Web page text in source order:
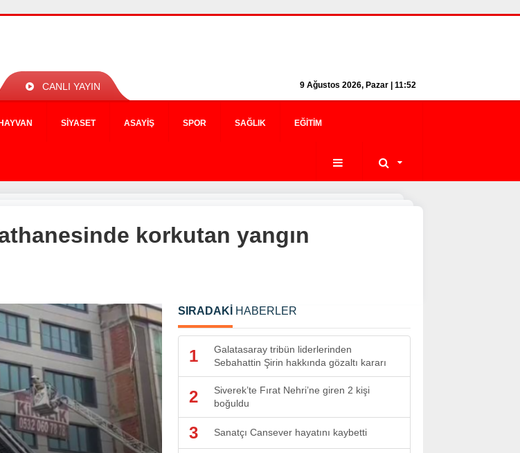
CANLI YAYIN 9 Ağustos 2026, Pazar | 11:53
SIYASET ASAYIŞ SPOR SAĞLIK EĞITIM
korkutan yangın
SIRADAKİ HABERLER
1
Galatasaray tribün liderlerinden
Sebahattin Şirin hakkında gözaltı kararı
2
Siverek’te Fırat Nehri’ne giren 2 kişi
boğuldu
3 Sanatçı Cansever hayatını kaybetti